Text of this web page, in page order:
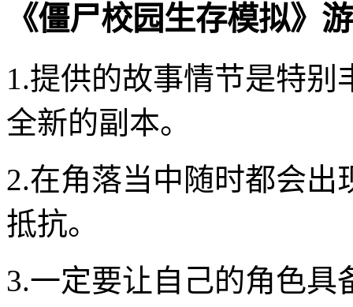
《僵尸校园生存模拟》
1.提供的故事情节是特
全新的副本。
2.在角落当中随时都会
抵抗。
3.一定要让自己的角色